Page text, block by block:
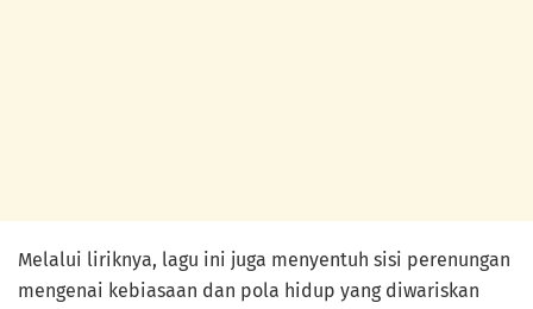
Melalui liriknya, lagu ini juga menyentuh sisi perenungan
mengenai kebiasaan dan pola hidup yang diwariskan